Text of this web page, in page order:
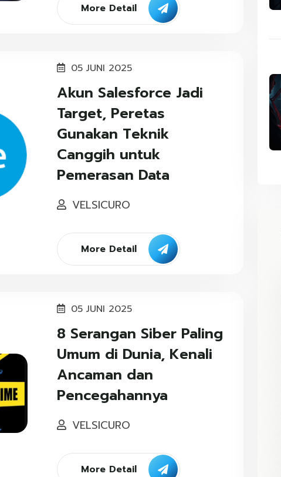
More Detail
05 JUNI 2025
Akun Salesforce Jadi
Target, Peretas
Gunakan Teknik
Canggih untuk
Pemerasan Data
VELSICURO
More Detail
05 JUNI 2025
8 Serangan Siber Paling
Umum di Dunia, Kenali
Ancaman dan
Pencegahannya
VELSICURO
More Detail